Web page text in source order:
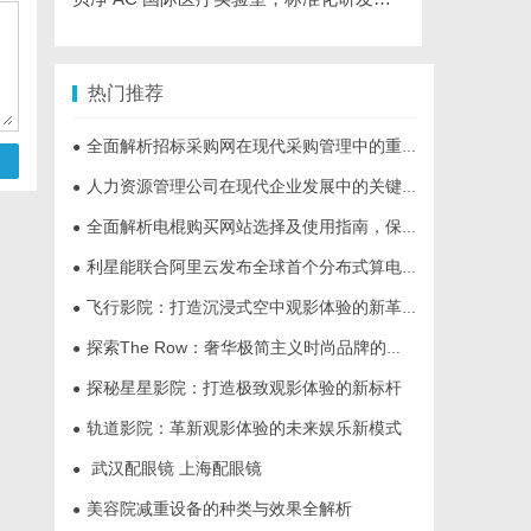
热门推荐
● 全面解析招标采购网在现代采购管理中的重要作用与应用
● 人力资源管理公司在现代企业发展中的关键作用及其管理策略解析
● 全面解析电棍购买网站选择及使用指南，保障安全与合法性
● 利星能联合阿里云发布全球首个分布式算电协同解决方案
● 飞行影院：打造沉浸式空中观影体验的新革命
● 探索The Row：奢华极简主义时尚品牌的崛起与魅力解析
● 探秘星星影院：打造极致观影体验的新标杆
● 轨道影院：革新观影体验的未来娱乐新模式
● 武汉配眼镜 上海配眼镜
● 美容院减重设备的种类与效果全解析